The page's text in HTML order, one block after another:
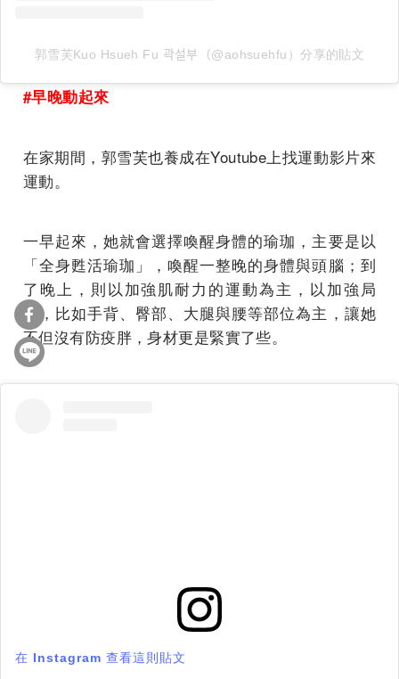
郭雪芙Kuo Hsueh Fu 곽설부（@aohsuehfu）分享的貼文
#早晚動起來
在家期間，郭雪芙也養成在Youtube上找運動影片來
運動。
一早起來，她就會選擇喚醒身體的瑜珈，主要是以
「全身甦活瑜珈」，喚醒一整晚的身體與頭腦；到
了晚上，則以加強肌耐力的運動為主，以加強局
部，比如手背、臀部、大腿與腰等部位為主，讓她
不但沒有防疫胖，身材更是緊實了些。
在 Instagram 查看這則貼文